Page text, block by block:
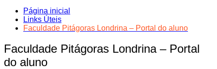
Página inicial
Links Úteis
Faculdade Pitágoras Londrina – Portal do aluno
Faculdade Pitágoras Londrina – Portal
do aluno